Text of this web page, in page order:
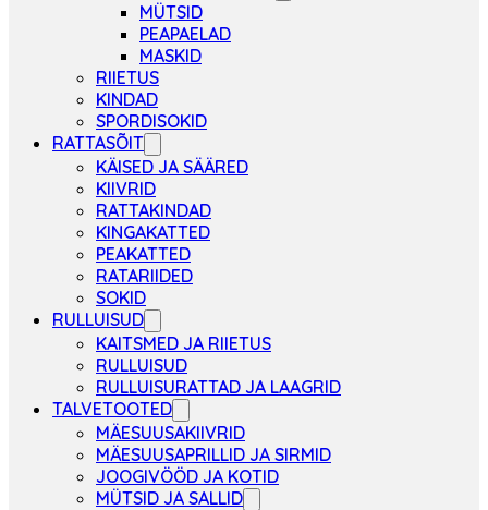
MÜTSID
PEAPAELAD
MASKID
RIIETUS
KINDAD
SPORDISOKID
RATTASÕIT
KÄISED JA SÄÄRED
KIIVRID
RATTAKINDAD
KINGAKATTED
PEAKATTED
RATARIIDED
SOKID
RULLUISUD
KAITSMED JA RIIETUS
RULLUISUD
RULLUISURATTAD JA LAAGRID
TALVETOOTED
MÄESUUSAKIIVRID
MÄESUUSAPRILLID JA SIRMID
JOOGIVÖÖD JA KOTID
MÜTSID JA SALLID